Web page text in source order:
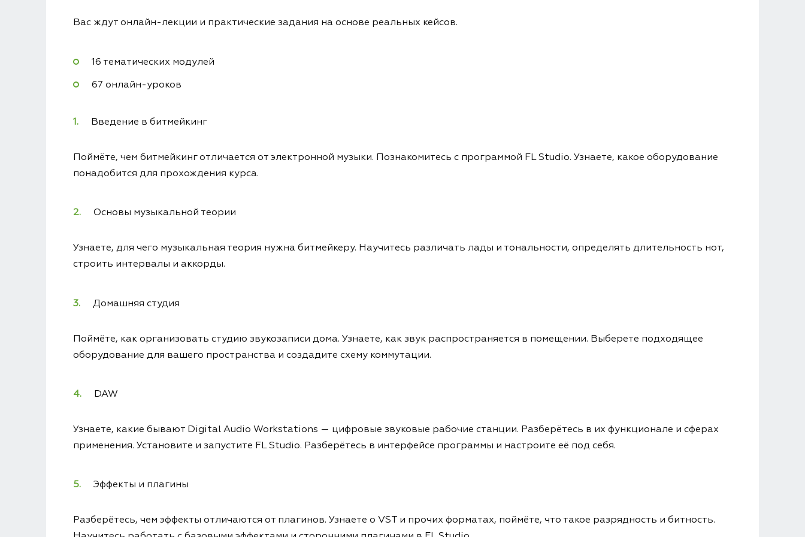
Вас ждут онлайн-лекции и практические задания на основе реальных кейсов.
16 тематических модулей
67 онлайн-уроков
Введение в битмейкинг
Поймёте, чем битмейкинг отличается от электронной музыки. Познакомитесь с программой FL Studio. Узнаете, какое оборудование
понадобится для прохождения курса.
Основы музыкальной теории
Узнаете, для чего музыкальная теория нужна битмейкеру. Научитесь различать лады и тональности, определять длительность нот,
строить интервалы и аккорды.
Домашняя студия
Поймёте, как организовать студию звукозаписи дома. Узнаете, как звук распространяется в помещении. Выберете подходящее
оборудование для вашего пространства и создадите схему коммутации.
DAW
Узнаете, какие бывают Digital Audio Workstations — цифровые звуковые рабочие станции. Разберётесь в их функционале и сферах
применения. Установите и запустите FL Studio. Разберётесь в интерфейсе программы и настроите её под себя.
Эффекты и плагины
Разберётесь, чем эффекты отличаются от плагинов. Узнаете о VST и прочих форматах, поймёте, что такое разрядность и битность.